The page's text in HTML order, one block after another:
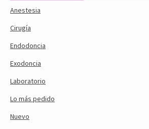
Anestesia
Cirugía
Endodoncia
Exodoncia
Laboratorio
Lo más pedido
Nuevo